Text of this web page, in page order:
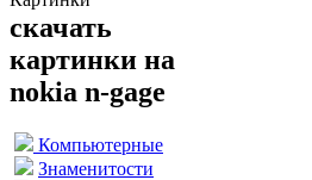
скачать
картинки на
nokia n-gage
Компьютерные
Знаменитости